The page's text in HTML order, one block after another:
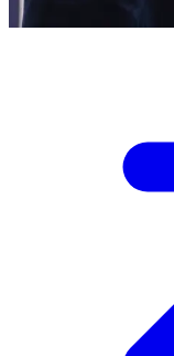
Show more